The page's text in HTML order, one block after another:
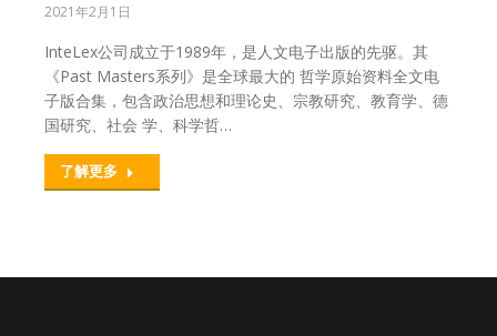
2021年2月1日
InteLex公司成立于1989年，是人文电子出版的先驱。其
《Past Masters系列》是全球最大的 哲学原始资料全文电
子版合集，包含政治思想和理论史、宗教研究、教育学、德
国研究、社会 学、科学哲…
了解更多